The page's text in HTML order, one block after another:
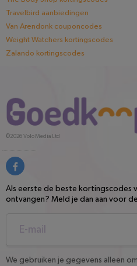
Travelbird aanbiedingen
Van Arendonk couponcodes
Weight Watchers kortingscodes
Zalando kortingscodes
©2026Volo Media Ltd
Als eerste de beste kortingscodes
ontvangen? Meld je dan aan voor
We gebruiken je gegevens alleen